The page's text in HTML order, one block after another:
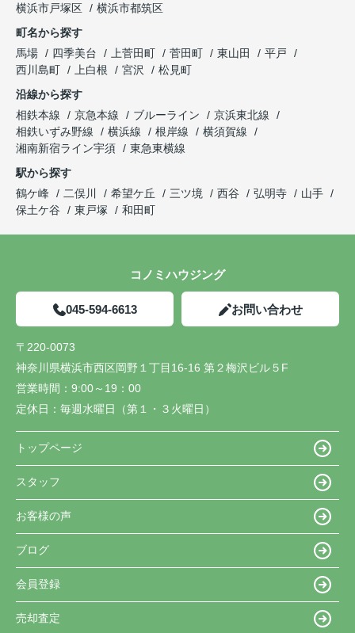
横浜市戸塚区
横浜市都筑区
町名から探す
馬場
四季美台 上菅田町 菅田町 東山田
平戸
西川島町
上白根 宮沢
松見町
沿線から探す
相鉄本線
京急本線 ブルーライン
京浜東北線
相鉄いずみ野線
横浜線 根岸線
横須賀線
湘南新宿ライン宇須
東急東横線
駅から探す
鶴ケ峰
二俣川 希望ケ丘 三ツ境 西谷 弘明寺
山手
保土ケ谷
東戸塚 和田町
コノミハウジング
045-594-6613 お問い合わせ
〒220-0073
神奈川県横浜市西区岡野１丁目16-16 第２梅沢ビル５F
営業時間： 9:00～19：00
定休日： 毎週水曜日（第１・３火曜日）
トップページ
スタッフ
お客様の声
ブログ
会員登録
売却査定